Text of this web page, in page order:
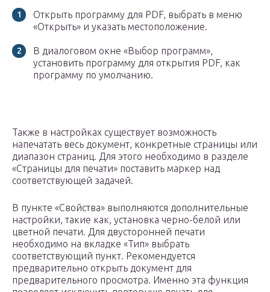
Открыть программу для PDF, выбрать в меню
«Открыть» и указать местоположение.
В диалоговом окне «Выбор программ»,
установить программу для открытия PDF, как
программу по умолчанию.
Также в настройках существует возможность
напечатать весь документ, конкретные страницы или
диапазон страниц. Для этого необходимо в разделе
«Страницы для печати» поставить маркер над
соответствующей задачей.
В пункте «Свойства» выполняются дополнительные
настройки, такие как, установка черно-белой или
цветной печати. Для двусторонней печати
необходимо на вкладке «Тип» выбрать
соответствующий пункт. Рекомендуется
предварительно открыть документ для
предварительного просмотра. Именно эта функция